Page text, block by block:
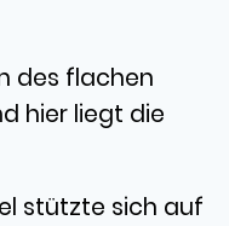
des flachen
hier liegt die
stützte sich auf